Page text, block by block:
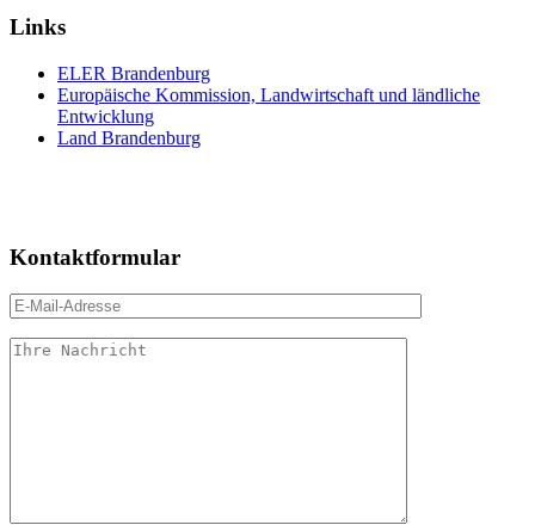
Links
ELER Brandenburg
Europäische Kommission, Landwirtschaft und ländliche
Entwicklung
Land Brandenburg
Kontaktformular